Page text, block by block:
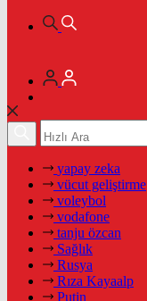
yapay zeka
vücut geliştirme
voleybol
vodafone
tanju özcan
Sağlık
Rusya
Rıza Kayaalp
Putin